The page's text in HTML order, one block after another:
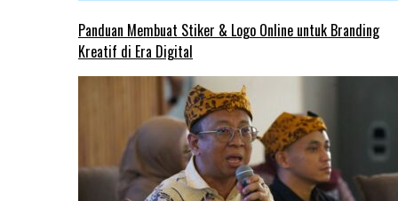
Panduan Membuat Stiker & Logo Online untuk Branding
Kreatif di Era Digital